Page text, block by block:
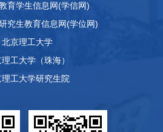
育学生信息网(学信网)
究生教育信息网(学位网)
北京理工大学
工大学（珠海）
理工大学研究生院